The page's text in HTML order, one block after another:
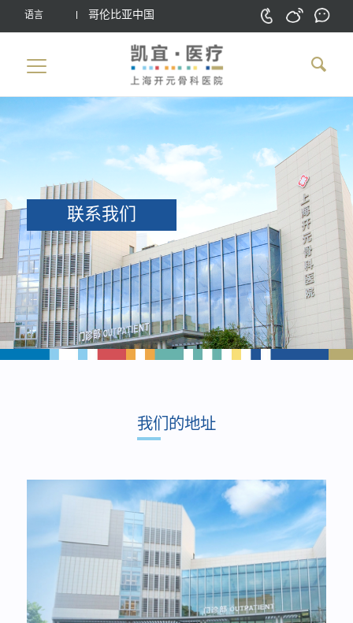
语言 哥伦比亚中国
联系我们
我们的地址